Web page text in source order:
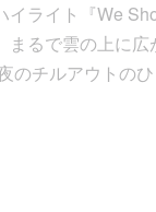
イライト『We
るで雲の上に
のチルアウトの